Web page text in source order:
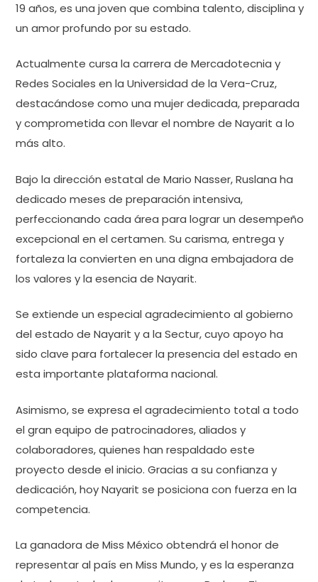
19 años, es una joven que combina talento, disciplina y
un amor profundo por su estado.
Actualmente cursa la carrera de Mercadotecnia y
Redes Sociales en la Universidad de la Vera-Cruz,
destacándose como una mujer dedicada, preparada
y comprometida con llevar el nombre de Nayarit a lo
más alto.
Bajo la dirección estatal de Mario Nasser, Ruslana ha
dedicado meses de preparación intensiva,
perfeccionando cada área para lograr un desempeño
excepcional en el certamen. Su carisma, entrega y
fortaleza la convierten en una digna embajadora de
los valores y la esencia de Nayarit.
Se extiende un especial agradecimiento al gobierno
del estado de Nayarit y a la Sectur, cuyo apoyo ha
sido clave para fortalecer la presencia del estado en
esta importante plataforma nacional.
Asimismo, se expresa el agradecimiento total a todo
el gran equipo de patrocinadores, aliados y
colaboradores, quienes han respaldado este
proyecto desde el inicio. Gracias a su confianza y
dedicación, hoy Nayarit se posiciona con fuerza en la
competencia.
La ganadora de Miss México obtendrá el honor de
representar al país en Miss Mundo, y es la esperanza